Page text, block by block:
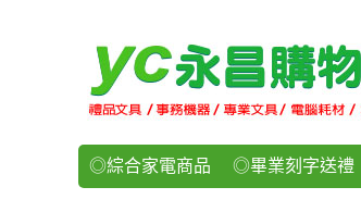
◎綜合家電商品 ◎畢業刻字送禮